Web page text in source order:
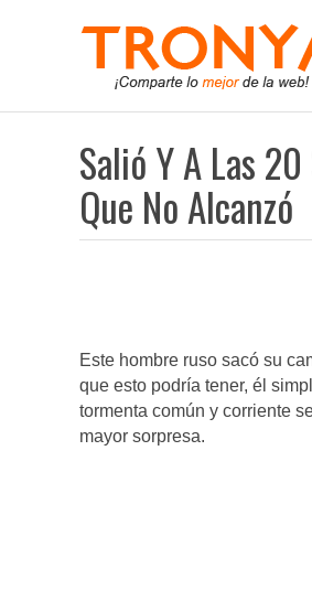
Salió Y A Las
Que No Alcanzó
Este hombre ruso sacó su
que esto podría tener, él
tormenta común y corriente
mayor sorpresa.